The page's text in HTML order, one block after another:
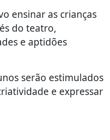
ensinar as crianças
do teatro,
e aptidões
serão estimulados
e expressar